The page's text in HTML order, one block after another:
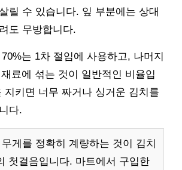
릴 수 있습니다. 잎 부분에는 상대
도 무방합니다.
는 1차 절임에 사용하고, 나머지
료에 섞는 것이 일반적인 비율입
지키면 너무 짜거나 싱거운 김치를
다.
게를 정확히 계량하는 것이 김치
첫걸음입니다. 마트에서 구입한